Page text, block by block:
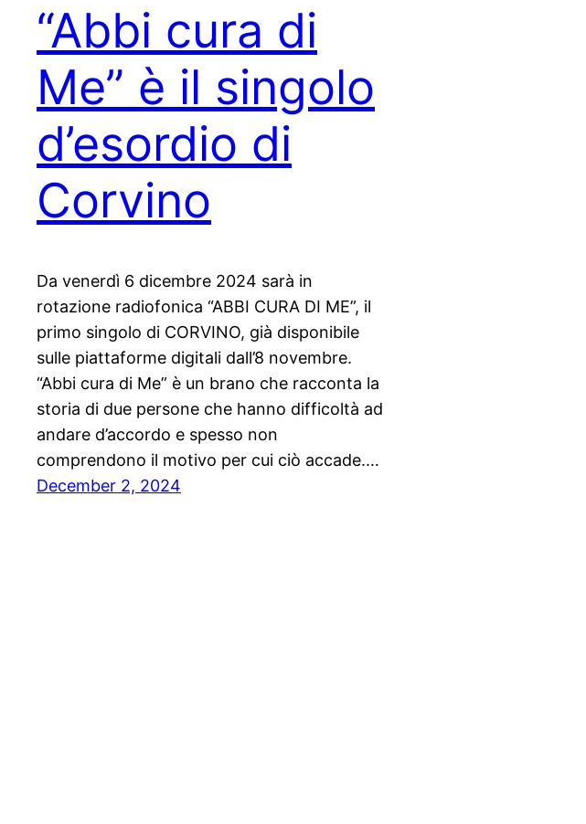
“Abbi cura di
Me” è il singolo
d’esordio di
Corvino
Da venerdì 6 dicembre 2024 sarà in
rotazione radiofonica “ABBI CURA DI ME”, il
primo singolo di CORVINO, già disponibile
sulle piattaforme digitali dall’8 novembre.
“Abbi cura di Me” è un brano che racconta la
storia di due persone che hanno difficoltà ad
andare d’accordo e spesso non
comprendono il motivo per cui ciò accade.…
December 2, 2024